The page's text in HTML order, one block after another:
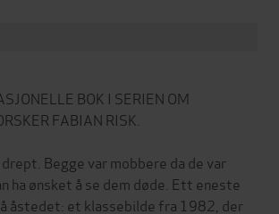
BOK I SERIEN OM
FABIAN RISK.
Begge var mobbere da de var
ha ønsket å se dem døde. Ett eneste
åstedet: et klassebilde fra 1982, der